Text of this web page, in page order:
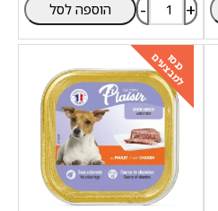
- + הוספה לסל
כנסו
למבצעים